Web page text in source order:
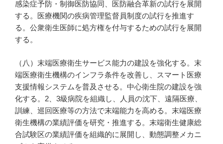
感染症予防・制御医防協同、医防融合革新の試行を展開
する。医療機関の疾病管理監督員制度の試行を推進す
る。公衆衛生医師に処方権を付与するための試行を展開
する。
（八）末端医療衛生サービス能力の建設を強化する。末
端医療衛生機構のインフラ条件を改善し、スマート医療
支援情報システムを普及させる。中心衛生院の建設を強
化する。2、3級病院を組織し、人員の沈下、遠隔医療、
訓練、巡回医療等の方法で末端能力を高める。末端医療
衛生機構の業績評価を研究・推進する。末端衛生健康総
合試験区の業績評価を組織的に展開し、動態調整メカニ